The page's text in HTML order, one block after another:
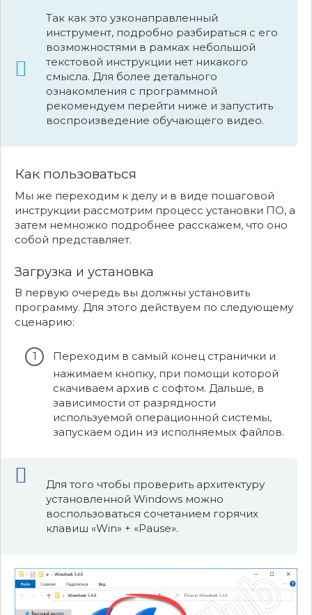
Так как это узконаправленный
инструмент, подробно разбираться с его
возможностями в рамках небольшой
текстовой инструкции нет никакого
смысла. Для более детального
ознакомления с программной
рекомендуем перейти ниже и запустить
воспроизведение обучающего видео.
Как пользоваться
Мы же переходим к делу и в виде пошаговой
инструкции рассмотрим процесс установки ПО, а
затем немножко подробнее расскажем, что оно
собой представляет.
Загрузка и установка
В первую очередь вы должны установить
программу. Для этого действуем по следующему
сценарию:
Переходим в самый конец странички и
нажимаем кнопку, при помощи которой
скачиваем архив с софтом. Дальше, в
зависимости от разрядности
используемой операционной системы,
запускаем один из исполняемых файлов.
Для того чтобы проверить архитектуру
установленной Windows можно
воспользоваться сочетанием горячих
клавиш «Win» + «Pause».